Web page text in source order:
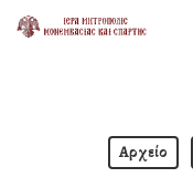
Skip
Αρχείο